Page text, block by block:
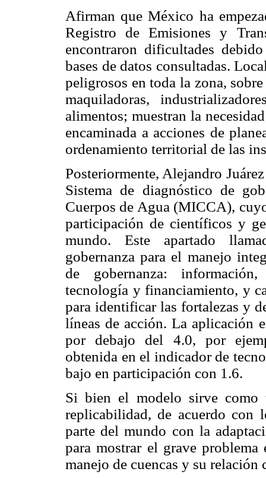
Afirman que México ha
Registro de Emisiones y
encontraron dificultades
bases de datos consultadas.
peligrosos en toda la zona,
maquiladoras,
alimentos; muestran la
encaminada a acciones de
ordenamiento territorial de las
Posteriormente, Alejandro
Sistema de diagnóstico de
Cuerpos de Agua (MICCA),
participación de científicos y
mundo. Este apartado
gobernanza para el manejo
de gobernanza:
tecnología y financiamiento, y
para identificar las fortalezas y
líneas de acción. La aplicación
por debajo del 4.0, por
obtenida en el indicador de
bajo en participación con 1.6.
Si bien el modelo sirve como
replicabilidad, de acuerdo con
parte del mundo con la
para mostrar el grave
manejo de cuencas y su relación